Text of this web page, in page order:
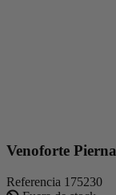
Venoforte
Referencia 175230